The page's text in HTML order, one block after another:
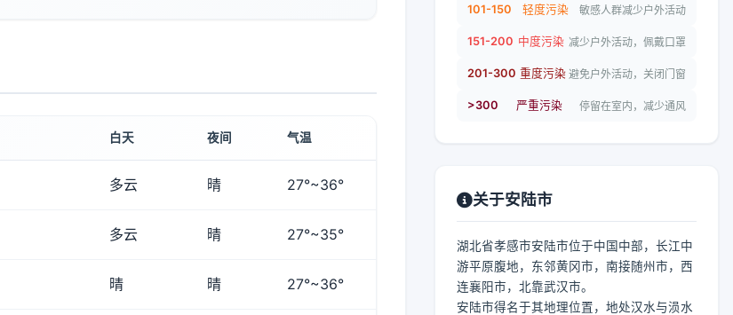
白天 夜间 气温
多云 晴 27°~36°
多云 晴 27°~35°
晴 晴 27°~36°
101-150 轻度污染 敏感人群减少户外活动
151-200 中度污染 减少户外活动，佩戴口罩
201-300 重度污染 避免户外活动，关闭门窗
>300 严重污染 停留在室内，减少通风
关于安陆市
湖北省孝感市安陆市位于中国中部，长江中
游平原腹地，东邻黄冈市，南接随州市，西
连襄阳市，北靠武汉市。
安陆市得名于其地理位置，地处汉水与涢水